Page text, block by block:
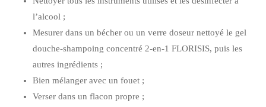
l’alcool ;
Mesurer dans un bécher ou un verre doseur nettoyé le gel
douche-shampoing concentré 2-en-1 FLORISIS, puis les
autres ingrédients ;
Bien mélanger avec un fouet ;
Verser dans un flacon propre ;